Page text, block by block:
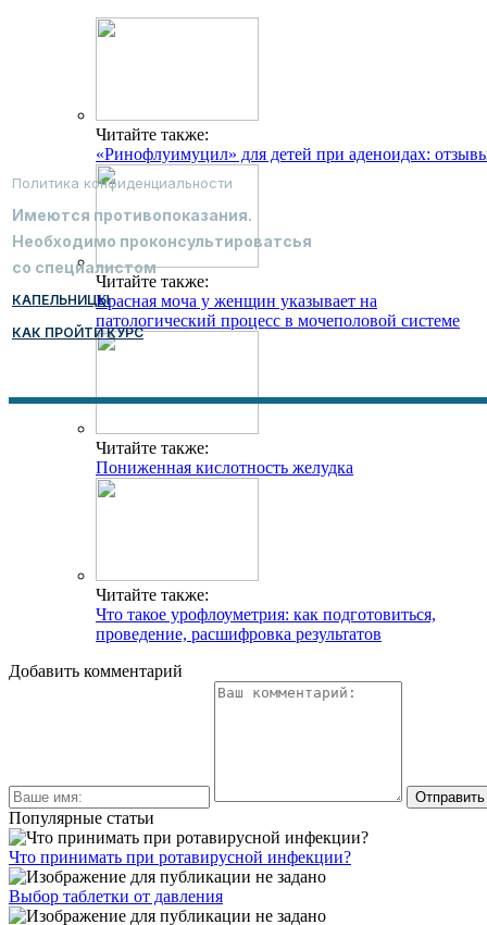
Читайте также:
«Ринофлуимуцил» для детей при аденоидах:
Читайте также:
Красная моча у женщин указывает на
патологический процесс в мочеполовой системе
Читайте также:
Пониженная кислотность желудка
Читайте также:
Что такое урофлоуметрия: как подготовиться,
проведение, расшифровка результатов
Добавить комментарий
Популярные статьи
Что принимать при ротавирусной инфекции?
Выбор таблетки от давления
Политика конфиденциальности
Имеются противопоказания.
Необходимо проконсультироватсья
со специалистом
КАПЕЛЬНИЦЫ
КАК ПРОЙТИ КУРС